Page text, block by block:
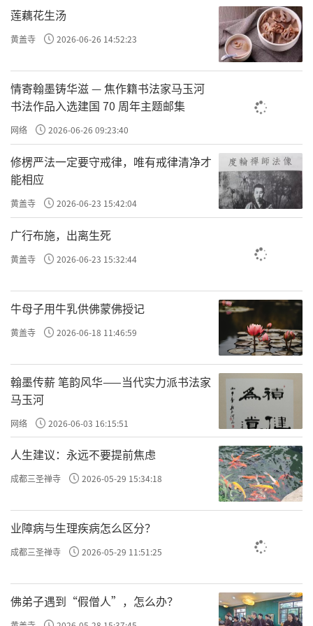
也是这样的。在贤劫人寿两万岁迦叶佛出世
时，印度鹿野苑有一位婆罗门的儿子，世间学
问没有不通晓的地方。而这位婆罗门对迦叶佛
具足极大信心，在佛前皈依、受戒。死后，转
生到天界。儿子无法接受失去父亲这事，伤心
得不得了，天天哭喊。
这一切被死去的父亲看到了，于是显现在
儿子面前，开导他：『你不必这么痛苦。我在
迦叶佛前皈依、受戒，死后转生到天界。你也
应该皈依迦叶佛，对你以后会有利益的。』儿
子听后，就到迦叶佛前皈依出家，临终之时，
『我在迦叶佛教法下出家，没有得到什么
境界，希望我将来能在释迦牟尼佛的教法下出
家，证得罗汉果位。』
由于他当时所发的愿力，现在已经成熟，
所以能在我的教法下出家，成为阿罗汉。当时
的父子就是现在的父子，当时的儿子是听从父
亲的开导而出家的；今生也是听从父亲的开
导，再加上前世他曾经发过的愿力，才得以出
家证罗汉果。这就是婆罗门父子的前后因
莲藕花生汤
黄盖寺 2026-06-26 14:52:23
情寄翰墨铸华滋 — 焦作籍书法家马玉河
书法作品入选建国 70 周年主题邮集
网络 2026-06-26 09:23:40
修楞严法一定要守戒律，唯有戒律清净才
能相应
黄盖寺 2026-06-23 15:42:04
广行布施，出离生死
黄盖寺 2026-06-23 15:32:44
牛母子用牛乳供佛蒙佛授记
黄盖寺 2026-06-18 11:46:59
翰墨传薪 笔韵风华——当代实力派书法家
马玉河
网络 2026-06-03 16:15:51
人生建议：永远不要提前焦虑
成都三圣禅寺 2026-05-29 15:34:18
业障病与生理疾病怎么区分？
成都三圣禅寺 2026-05-29 11:51:25
佛弟子遇到“假僧人”，怎么办？